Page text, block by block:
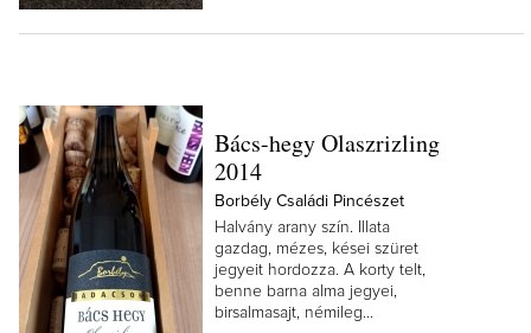
Bács-hegy Olaszrizling
2014
Borbély Családi Pincészet
Halvány arany szín. Illata
gazdag, mézes, kései szüret
jegyeit hordozza. A korty telt,
benne barna alma jegyei,
birsalmasajt, némileg...